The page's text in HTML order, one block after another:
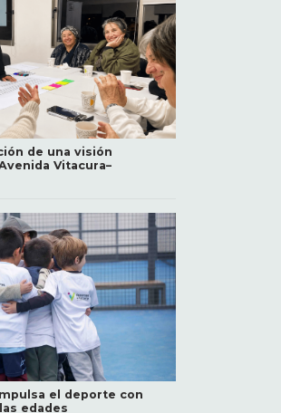
de una visión
Vitacura–
el deporte con
edades